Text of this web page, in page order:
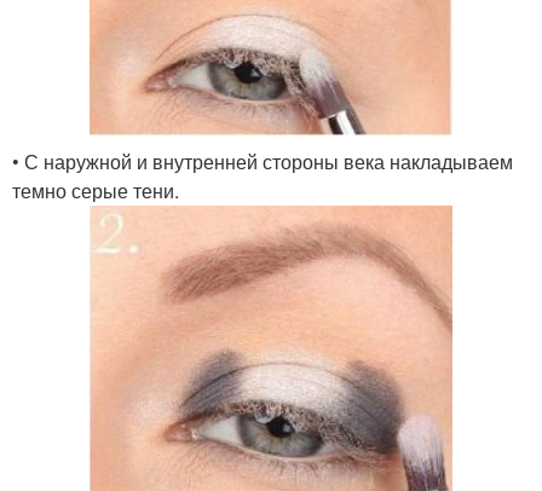
• С наружной и внутренней стороны века накладываем
темно серые тени.